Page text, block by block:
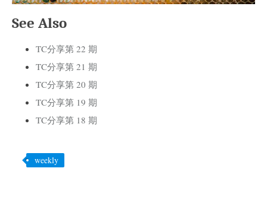
See Also
TC分享第 22 期
TC分享第 21 期
TC分享第 20 期
TC分享第 19 期
TC分享第 18 期
weekly